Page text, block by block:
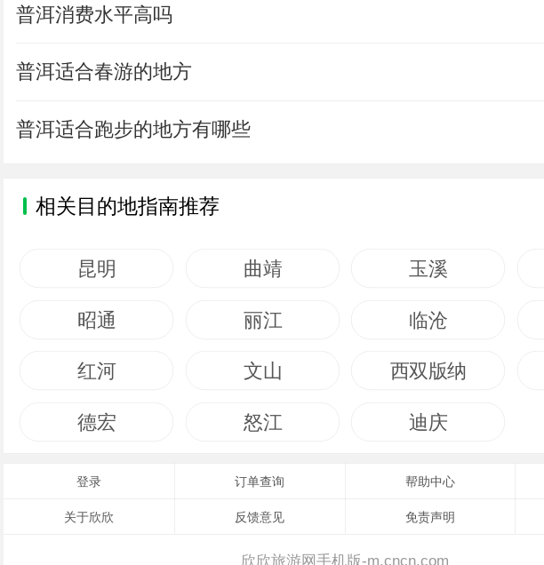
普洱消费水平高吗
普洱适合春游的地方
普洱适合跑步的地方有哪些
相关目的地指南推荐
昆明 曲靖 玉溪
昭通 丽江 临沧
红河 文山 西双版纳
德宏 怒江 迪庆
登录 订单查询 帮助中心
关于欣欣 反馈意见 免责声明
欣欣旅游网手机版-m.cncn.com